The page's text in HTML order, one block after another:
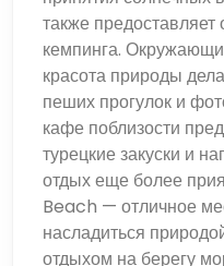
также
кемпинга.
красота природы
пеших прогулок и
кафе поблизости
турецкие закуски и
отдых еще более
Beach — отличное
насладиться
отдыхом на берегу